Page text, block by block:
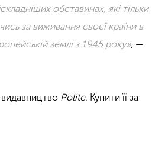
обставинах, які тільки
за виживання своєї країни в
землі з 1945 року», —
Polite. Купити її за